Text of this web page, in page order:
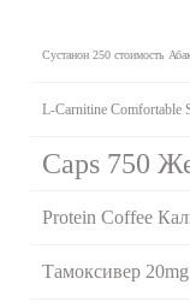
Сустанон 250 стоимость
L-Carnitine Comfortable
Caps 750
Protein Coffee
Тамоксивер